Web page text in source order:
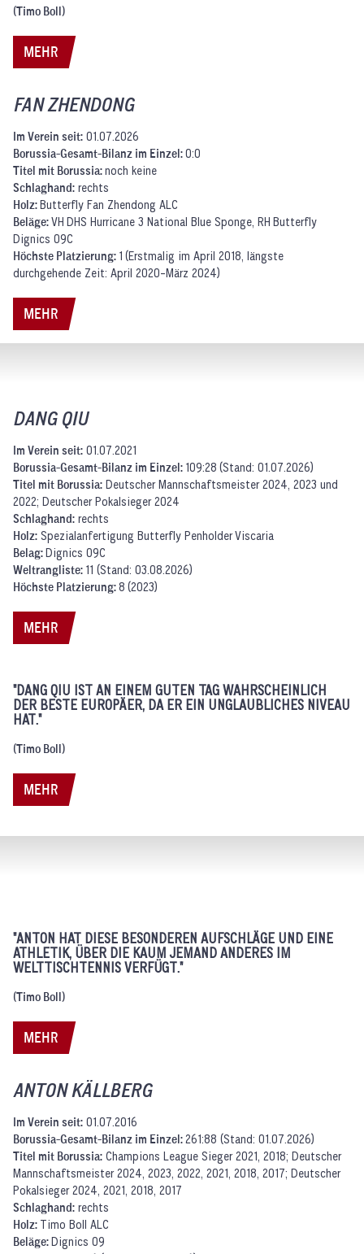
(Timo Boll)
MEHR
FAN ZHENDONG
Im Verein seit: 01.07.2026
Borussia-Gesamt-Bilanz im Einzel:0:0
Titel mit Borussia:noch keine
Schlaghand: rechts
Holz:Butterfly Fan Zhendong ALC
Beläge:VH DHS Hurricane 3 National Blue Sponge, RH Butterfly
Dignics 09C
Höchste Platzierung: 1 (Erstmalig im April 2018, längste
durchgehende Zeit: April 2020-März 2024)
MEHR
DANG QIU
Im Verein seit: 01.07.2021
Borussia-Gesamt-Bilanz im Einzel: 109:28 (Stand: 01.07.2026)
Titel mit Borussia: Deutscher Mannschaftsmeister 2024, 2023 und
2022; Deutscher Pokalsieger 2024
Schlaghand: rechts
Holz: Spezialanfertigung Butterfly Penholder Viscaria
Belag:Dignics 09C
Weltrangliste: 11 (Stand: 03.08.2026)
Höchste Platzierung:8 (2023)
MEHR
"DANG QIU IST AN EINEM GUTEN TAG WAHRSCHEINLICH
DER BESTE EUROPÄER, DA ER EIN UNGLAUBLICHES NIVEAU
HAT."
(Timo Boll)
MEHR
"ANTON HAT DIESE BESONDEREN AUFSCHLÄGE UND EINE
ATHLETIK, ÜBER DIE KAUM JEMAND ANDERES IM
WELTTISCHTENNIS VERFÜGT."
(Timo Boll)
MEHR
ANTON KÄLLBERG
Im Verein seit: 01.07.2016
Borussia-Gesamt-Bilanz im Einzel:261:88 (Stand: 01.07.2026)
Titel mit Borussia: Champions League Sieger 2021, 2018; Deutscher
Mannschaftsmeister 2024, 2023, 2022, 2021, 2018, 2017; Deutscher
Pokalsieger 2024, 2021, 2018, 2017
Schlaghand: rechts
Holz: Timo Boll ALC
Beläge:Dignics 09